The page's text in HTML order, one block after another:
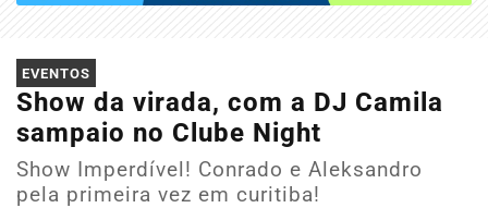
EVENTOS
Show da virada, com a DJ Camila
sampaio no Clube Night
Show Imperdível! Conrado e Aleksandro
pela primeira vez em curitiba!